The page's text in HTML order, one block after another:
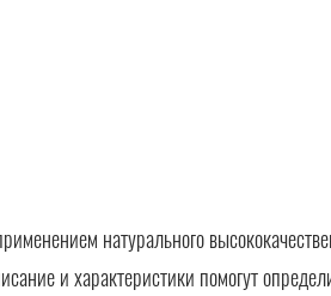
натурального
и характеристики помогут